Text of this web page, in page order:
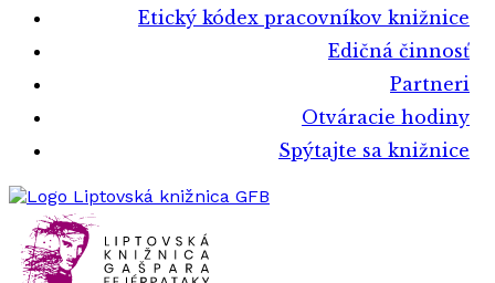
Etický kódex pracovníkov knižnice
Edičná činnosť
Partneri
Otváracie hodiny
Spýtajte sa knižnice
Liptovská knižnica GFB